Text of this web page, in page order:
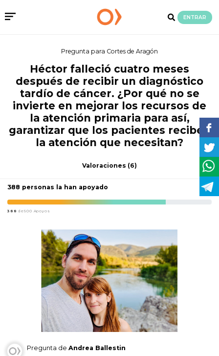
ENTRAR
Pregunta para Cortes de Aragón
Héctor falleció cuatro meses
después de recibir un diagnóstico
tardío de cáncer. ¿Por qué no se
invierte en mejorar los recursos de
la atención primaria para así,
garantizar que los pacientes reciben
la atención que necesitan?
Valoraciones (6)
388 personas la han apoyado
388 de500 Apoyos
Pregunta de Andrea Ballestin